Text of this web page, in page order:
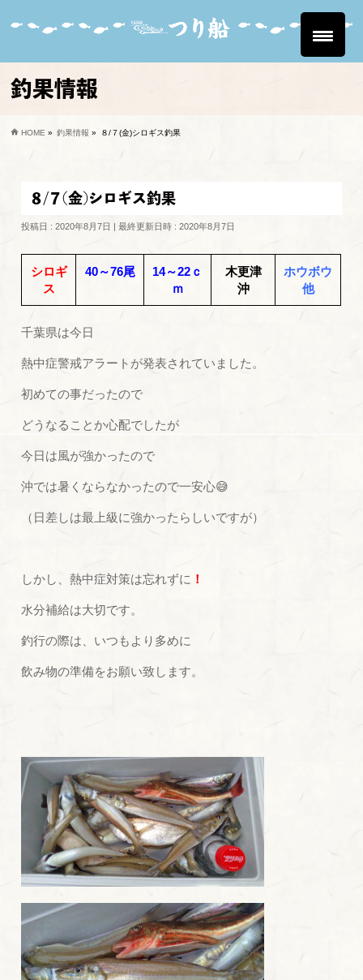
釣果情報
HOME » 釣果情報 » ８/７(金)シロギス釣果
８/７(金)シロギス釣果
投稿日 : 2020年8月7日 最終更新日時 : 2020年8月7日
シロギ
ス
40～76尾
14～22ｃ
ｍ
木更津
沖
ホウボウ
他
千葉県は今日
熱中症警戒アラートが発表されていました。
初めての事だったので
どうなることか心配でしたが
今日は風が強かったので
沖では暑くならなかったので一安心😅
（日差しは最上級に強かったらしいですが）
しかし、熱中症対策は忘れずに ！
水分補給は大切です。
釣行の際は、いつもより多めに
飲み物の準備をお願い致します。